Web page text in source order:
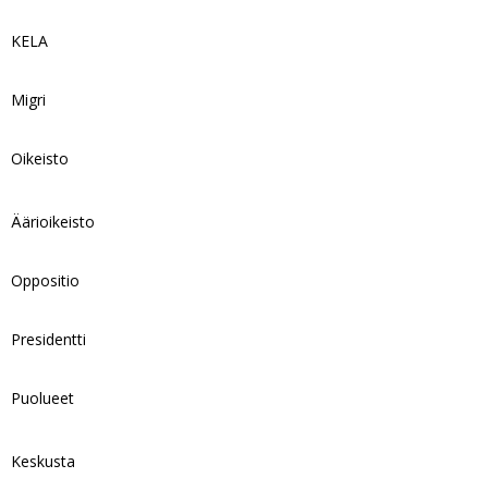
KELA
Migri
Oikeisto
Äärioikeisto
Oppositio
Presidentti
Puolueet
Keskusta